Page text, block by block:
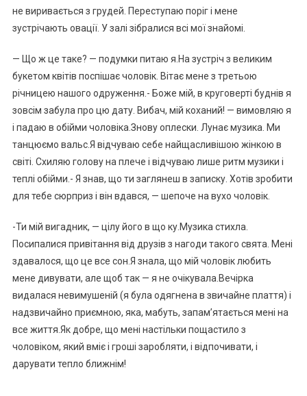
не виривається з грудей. Переступаю поріг і мене
зустрічають овації. У залі зібралися всі мої знайомі.
— Що ж це таке? — подумки питаю я.На зустріч з великим
букетом квітів поспішає чоловік. Вітає мене з третьою
річницею нашого одруження.- Боже мій, в круговерті буднів я
зовсім забула про цю дату. Вибач, мій коханий! — вимовляю я
і падаю в обійми чоловіка.Знову оплески. Лунає музика. Ми
танцюємо вальс.Я відчуваю себе найщасливішою жінкою в
світі. Схиляю голову на плече і відчуваю лише ритм музики і
теплі обійми.- Я знав, що ти заглянеш в записку. Хотів зробити
для тебе сюрприз і він вдався, — шепоче на вухо чоловік.
-Ти мій вигадник, — цілу його в що ку.Музика стихла.
Посипалися привітання від друзів з нагоди такого свята. Мені
здавалося, що це все сон.Я знала, що мій чоловік любить
мене дивувати, але щоб так — я не очікувала.Вечірка
видалася невимушеній (я була одягнена в звичайне плаття) і
надзвичайно приємною, яка, мабуть, запам’ятається мені на
все життя.Як добре, що мені настільки пощастило з
чоловіком, який вміє і гроші заробляти, і відпочивати, і
дарувати тепло ближнім!